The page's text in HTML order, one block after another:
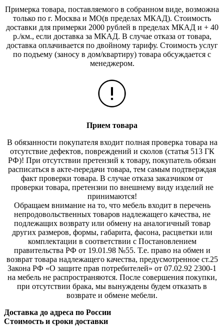
Примерка товара, поставляемого в собранном виде, возможна
только по г. Москва и МО(в пределах МКАД). Стоимость
доставки для примерки 2000 рублей в пределах МКАД и + 40
р./км., если доставка за МКАД. В случае отказа от товара,
доставка оплачивается по двойному тарифу. Стоимость услуг
по подъему (заносу в дом/квартиру) товара обсуждается с
менеджером.
Прием товара
В обязанности покупателя входит полная проверка товара на
отсутствие дефектов, повреждений и сколов (статья 513 ГК
РФ)! При отсутствии претензий к товару, покупатель обязан
расписаться в акте-передачи товара, тем самым подтверждая
факт проверки товара. В случае отказа заказчиком от
проверки товара, претензии по внешнему виду изделий не
принимаются!
Обращаем внимание на то, что мебель входит в перечень
непродовольственных товаров надлежащего качества, не
подлежащих возврату или обмену на аналогичный товар
других размеров, формы, габарита, фасона, расцветки или
комплектации в соответствии с Постановлением
правительства РФ от 19.01.98 №55. Т.е. право на обмен и
возврат товара надлежащего качества, предусмотренное ст.25
Закона РФ «О защите прав потребителей» от 07.02.92 2300-1
на мебель не распространяются. После совершения покупки,
при отсутствии брака, мы вынуждены будем отказать в
возврате и обмене мебели.
Доставка до адреса по России
Стоимость и сроки доставки